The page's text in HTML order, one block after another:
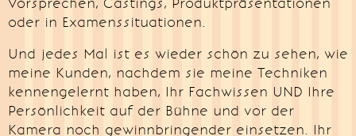
oder in Examenssituationen.
Und jedes Mal ist es wieder schön zu sehen, wie
meine Kunden, nachdem sie meine Techniken
kennengelernt haben, Ihr Fachwissen UND Ihre
Persönlichkeit auf der Bühne und vor der
Kamera noch gewinnbringender einsetzen. Ihr